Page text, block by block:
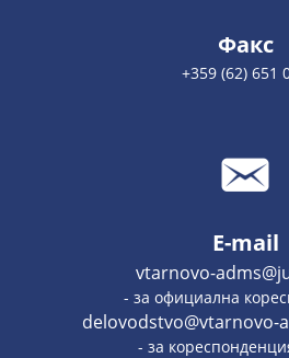
Факс
+359 (62) 651
E-mail
vtarnovo-
- за официална
delovodstvo@vtarnovo-
- за